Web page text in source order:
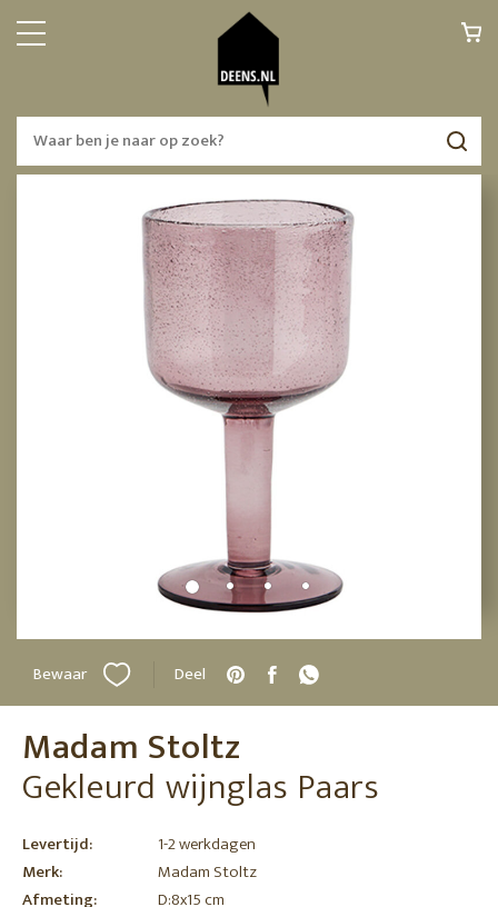
Bewaar Deel
Madam Stoltz
Gekleurd wijnglas Paars
Levertijd:
1-2 werkdagen
Merk:
Madam Stoltz
Afmeting:
D:8x15 cm